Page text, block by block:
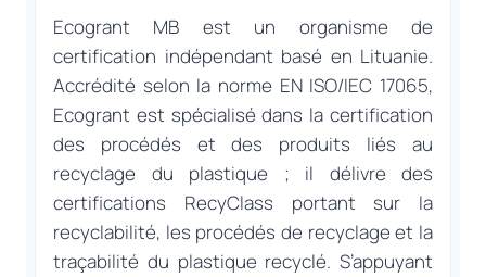
Ecogrant MB est un organisme de
certification indépendant basé en Lituanie.
Accrédité selon la norme EN ISO/IEC 17065,
Ecogrant est spécialisé dans la certification
des procédés et des produits liés au
recyclage du plastique ; il délivre des
certifications RecyClass portant sur la
recyclabilité, les procédés de recyclage et la
traçabilité du plastique recyclé. S’appuyant